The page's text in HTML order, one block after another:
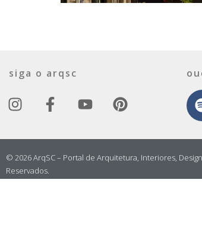
siga o arqsc
© 2026 ArqSC – Portal de Arquitetura, Interiores,
Reservados.